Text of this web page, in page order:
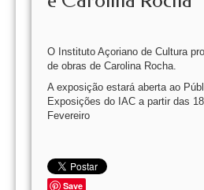
O Instituto Açoriano de Cultura
de obras de Carolina Rocha.
A exposição estará aberta ao
Exposições do IAC a partir das
Fevereiro
Save